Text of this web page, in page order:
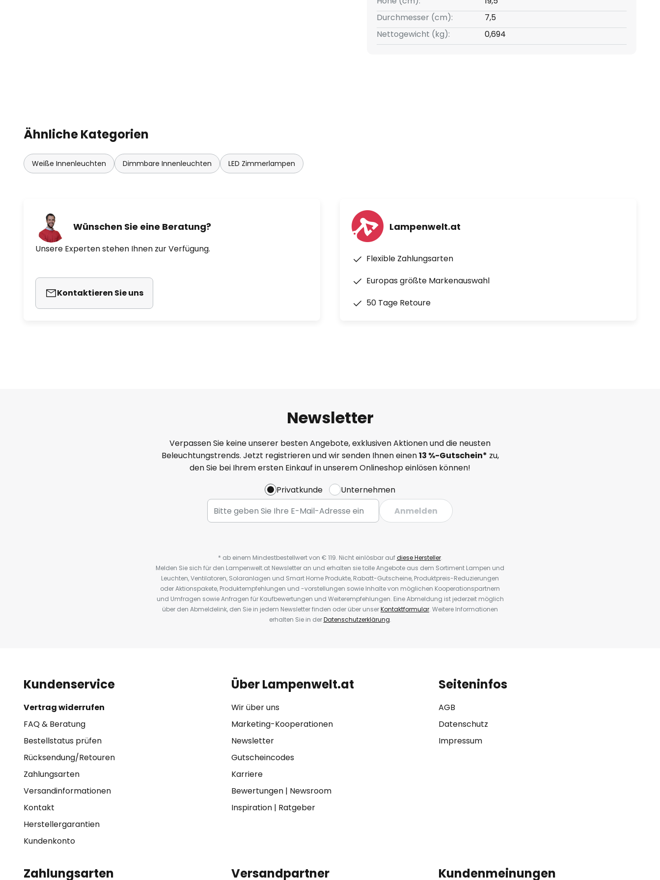
Durchmesser (cm):
7,5
Nettogewicht (kg):
0,694
Ähnliche Kategorien
Weiße Innenleuchten Dimmbare Innenleuchten LED Zimmerlampen
Wünschen Sie eine Beratung?
Unsere Experten stehen Ihnen zur Verfügung.
Kontaktieren Sie uns
Lampenwelt.at
Flexible Zahlungsarten
Europas größte Markenauswahl
50 Tage Retoure
Newsletter
Verpassen Sie keine unserer besten Angebote, exklusiven Aktionen und die neusten
Beleuchtungstrends. Jetzt registrieren und wir senden Ihnen einen13 %-Gutschein* zu,
den Sie bei Ihrem ersten Einkauf in unserem Onlineshop einlösen können!
Privatkunde
Unternehmen
Anmelden
* ab einem Mindestbestellwert von € 119. Nicht einlösbar aufdiese Hersteller.
Melden Sie sich für den Lampenwelt.at Newsletter an und erhalten sie tolle Angebote aus dem Sortiment Lampen und
Leuchten, Ventilatoren, Solaranlagen und Smart Home Produkte, Rabatt-Gutscheine, Produktpreis-Reduzierungen
oder Aktionspakete, Produktempfehlungen und -vorstellungen sowie Inhalte von möglichen Kooperationspartnern
und Umfragen sowie Anfragen für Kaufbewertungen und Weiterempfehlungen. Eine Abmeldung ist jederzeit möglich
über den Abmeldelink, den Sie in jedem Newsletter finden oder über unserKontaktformular. Weitere Informationen
erhalten Sie in derDatenschutzerklärung.
Kundenservice
Vertrag widerrufen
FAQ & Beratung
Bestellstatus prüfen
Rücksendung/Retouren
Zahlungsarten
Versandinformationen
Kontakt
Herstellergarantien
Kundenkonto
Über Lampenwelt.at
Wir über uns
Marketing-Kooperationen
Newsletter
Gutscheincodes
Karriere
Bewertungen| Newsroom
Inspiration| Ratgeber
Seiteninfos
AGB
Datenschutz
Impressum
Zahlungsarten Versandpartner Kundenmeinungen